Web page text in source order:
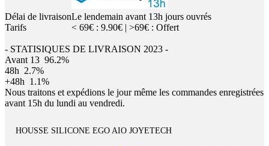
Délai de livraisonLe lendemain avant 13h jours ouvrés
Tarifs
< 69€ : 9.90€ | >69€ : Offert
- STATISIQUES DE LIVRAISON 2023 -
Avant 13 96.2%
48h 2.7%
+48h 1.1%
Nous traitons et expédions le jour même les commandes enregistrées
avant 15h du lundi au vendredi.
HOUSSE SILICONE EGO AIO JOYETECH